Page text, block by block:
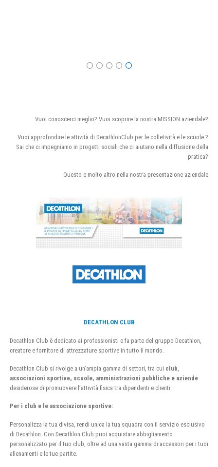
Vuoi conoscerci meglio? Vuoi scoprire la nostra MISSION aziendale?
Vuoi approfondire le attività di DecathlonClub per le colletività e le scuole ?
Sai che ci impegniamo in progetti sociali che ci aiutano nella diffusione della
pratica?
Questo e molto altro nella nostra presentazione aziendale
DECATHLON CLUB
Decathlon Club è dedicato ai professionisti e fa parte del gruppo Decathlon,
creatore e fornitore di attrezzature sportive in tutto il mondo.
Decathlon Club si rivolge a un’ampia gamma di settori, tra cui club
associazioni sportive, scuole, amministrazioni pubbliche e aziende
desiderose di promuovere l’attività fisica tra dipendenti e clienti.
Per i club e le associazione sportive:
Personalizza la tua divisa, rendi unica la tua squadra con il servizio esclusivo
di Decathlon. Con Decathlon Club puoi acquistare abbigliamento
personalizzato per il tuo club, oltre ad una vasta gamma di accessori per i tuoi
allenamenti e le tue partite.